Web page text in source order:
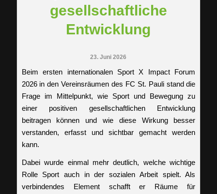
gesellschaftliche
Entwicklung
23. Juni 2026
Beim ersten internationalen Sport X Impact Forum
2026 in den Vereinsräumen des FC St. Pauli stand die
Frage im Mittelpunkt, wie Sport und Bewegung zu
einer positiven gesellschaftlichen Entwicklung
beitragen können und wie diese Wirkung besser
verstanden, erfasst und sichtbar gemacht werden
kann.
Dabei wurde einmal mehr deutlich, welche wichtige
Rolle Sport auch in der sozialen Arbeit spielt. Als
verbindendes Element schafft er Räume für